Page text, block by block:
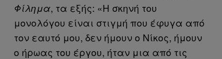
Φίλημα, τα εξής: «Η σκηνή του
μονολόγου είναι στιγμή που έφυγα από
τον εαυτό μου, δεν ήμουν ο Νίκος, ήμουν
ο ήρωας του έργου, ήταν μια από τις